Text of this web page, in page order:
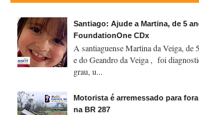
Santiago: Ajude a Martina, de 5
FoundationOne CDx
A santiaguense Martina da Veiga,
e do Geandro da Veiga , foi
grau, u...
Motorista é arremessado para
na BR 287